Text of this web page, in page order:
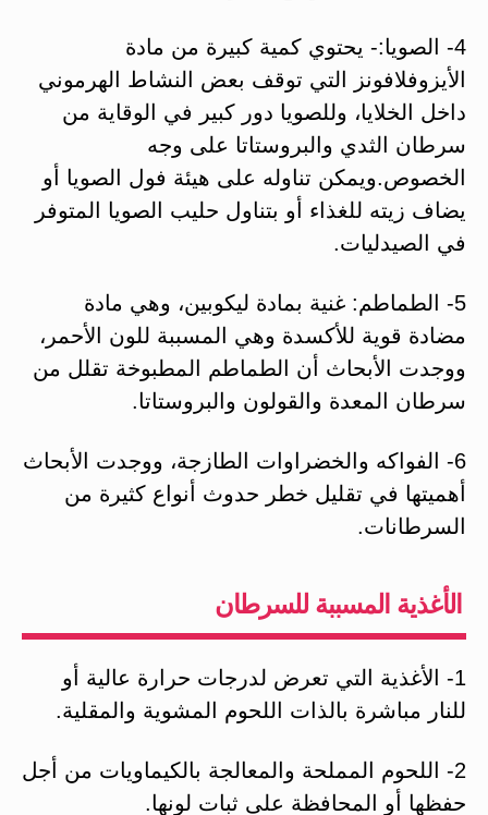
4- الصويا:- يحتوي كمية كبيرة من مادة
الأيزوفلافونز التي توقف بعض النشاط الهرموني
داخل الخلايا، وللصويا دور كبير في الوقاية من
سرطان الثدي والبروستاتا على وجه
الخصوص.ويمكن تناوله على هيئة فول الصويا أو
يضاف زيته للغذاء أو بتناول حليب الصويا المتوفر
في الصيدليات.
5- الطماطم: غنية بمادة ليكوبين، وهي مادة
مضادة قوية للأكسدة وهي المسببة للون الأحمر،
ووجدت الأبحاث أن الطماطم المطبوخة تقلل من
سرطان المعدة والقولون والبروستاتا.
6- الفواكه والخضراوات الطازجة، ووجدت الأبحاث
أهميتها في تقليل خطر حدوث أنواع كثيرة من
السرطانات.
الأغذية المسببة للسرطان
1- الأغذية التي تعرض لدرجات حرارة عالية أو
للنار مباشرة بالذات اللحوم المشوية والمقلية.
2- اللحوم المملحة والمعالجة بالكيماويات من أجل
حفظها أو المحافظة على ثبات لونها.